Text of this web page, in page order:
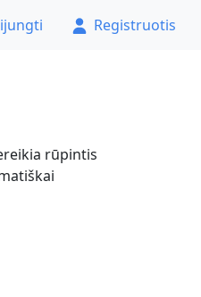
Registruotis
rūpintis